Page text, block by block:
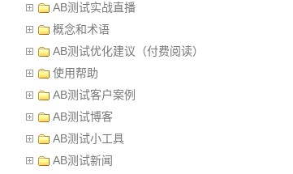
AB测试实战直播
概念和术语
AB测试优化建议（付费阅读）
使用帮助
AB测试客户案例
AB测试博客
AB测试小工具
AB测试新闻